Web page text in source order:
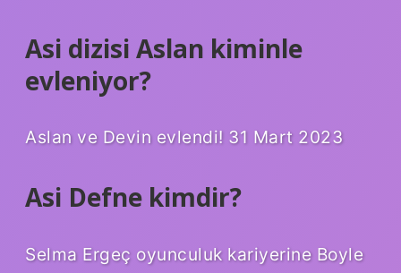
Asi dizisi Aslan kiminle
evleniyor?
Aslan ve Devin evlendi! 31 Mart 2023
Asi Defne kimdir?
Selma Ergeç oyunculuk kariyerine Boyle